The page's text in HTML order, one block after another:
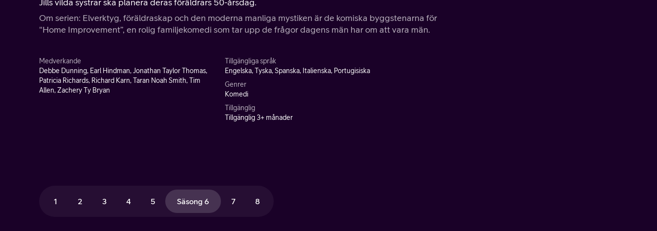
Jills vilda systrar ska planera deras föräldrars 50-årsdag.
Om serien: Elverktyg, föräldraskap och den moderna manliga mystiken är de komiska byggstenarna för
"Home Improvement”, en rolig familjekomedi som tar upp de frågor dagens män har om att vara män.
Medverkande
Debbe Dunning, Earl Hindman, Jonathan Taylor Thomas,
Patricia Richards, Richard Karn, Taran Noah Smith, Tim
Allen, Zachery Ty Bryan
Tillgängliga språk
Engelska, Tyska, Spanska, Italienska, Portugisiska
Genrer
Komedi
Tillgänglig
Tillgänglig 3+ månader
1 2 3 4 5 Säsong 6 7 8